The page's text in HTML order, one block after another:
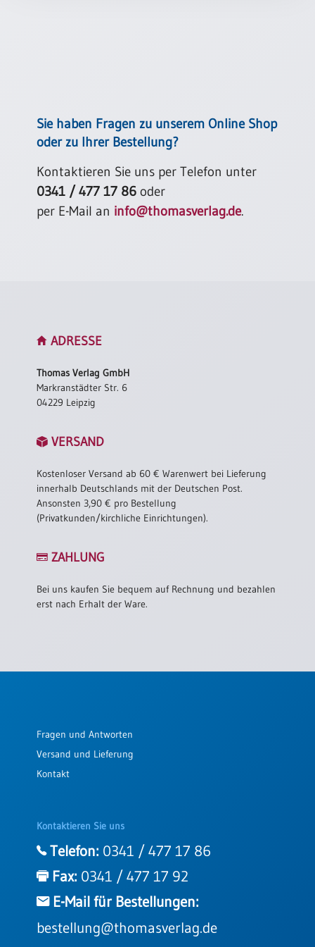
Jahreslosung
Restbestände
Sie haben Fragen zu unserem Online Shop
oder zu Ihrer Bestellung?
Kontaktieren Sie uns per Telefon unter
0341 / 477 17 86 oder
per E-Mail an info@thomasverlag.de.
ADRESSE
Thomas Verlag GmbH
Markranstädter Str. 6
04229 Leipzig
VERSAND
Kostenloser Versand ab 60 € Warenwert bei Lieferung
innerhalb Deutschlands mit der Deutschen Post.
Ansonsten 3,90 € pro Bestellung
(Privatkunden/kirchliche Einrichtungen).
ZAHLUNG
Bei uns kaufen Sie bequem auf Rechnung und bezahlen
erst nach Erhalt der Ware.
Fragen und Antworten
Versand und Lieferung
Kontakt
Kontaktieren Sie uns
Telefon: 0341 / 477 17 86
Fax: 0341 / 477 17 92
E-Mail für Bestellungen:
bestellung@thomasverlag.de